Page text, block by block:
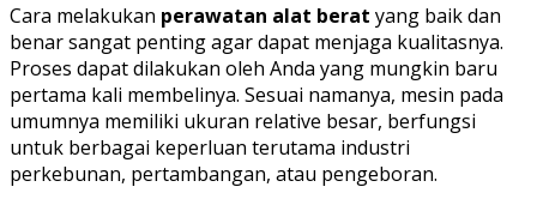
Cara melakukan perawatan alat berat yang baik dan
benar sangat penting agar dapat menjaga kualitasnya.
Proses dapat dilakukan oleh Anda yang mungkin baru
pertama kali membelinya. Sesuai namanya, mesin pada
umumnya memiliki ukuran relative besar, berfungsi
untuk berbagai keperluan terutama industri
perkebunan, pertambangan, atau pengeboran.